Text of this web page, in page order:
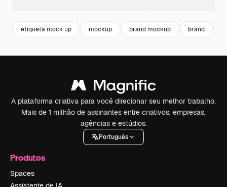
etiqueta mock up mockup brand mockup brand
A plataforma criativa para você direcionar seu melhor trabalho.
Mais de 1 milhão de assinantes entre criativos, empresas,
agências e estúdios.
Português
Produtos
Spaces